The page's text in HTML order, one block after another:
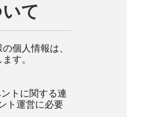
て
個人情報は、
す。
トに関する連
ト運営に必要